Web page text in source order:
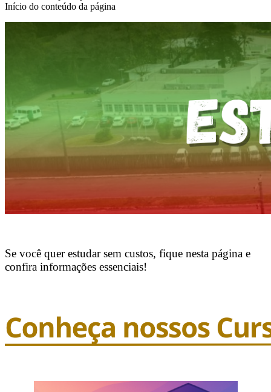
Início do conteúdo da página
Se você quer estudar sem custos, fique nesta página e
confira informações essenciais!